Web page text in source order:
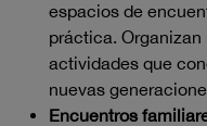
espacios de
práctica.
actividades que
nuevas
Encuentros